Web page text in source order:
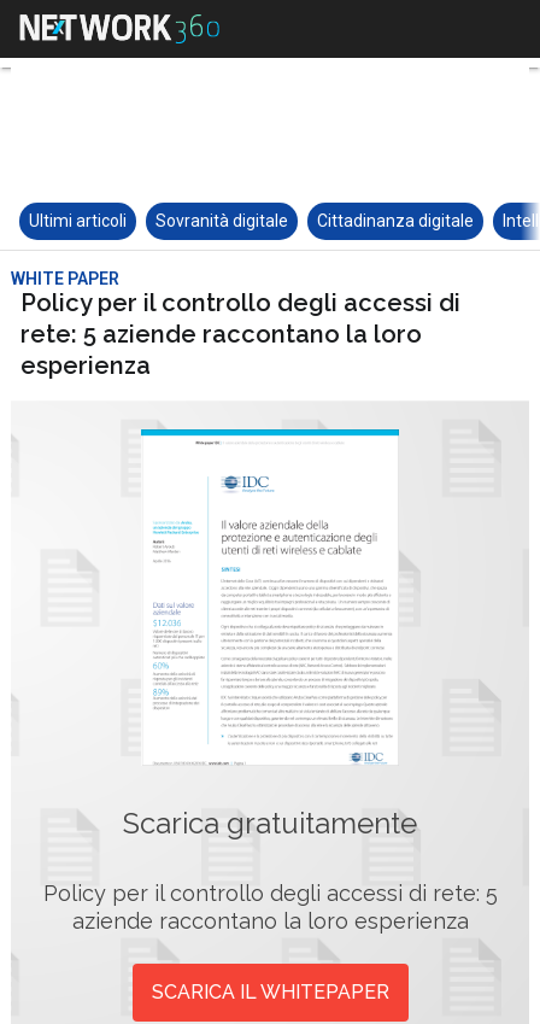
Ultimi articoli Sovranità digitale Cittadinanza digitale
WHITE PAPER
Policy per il controllo degli accessi di
rete: 5 aziende raccontano la loro
esperienza
Scarica gratuitamente
Policy per il controllo degli accessi di rete: 5
aziende raccontano la loro esperienza
SCARICA IL WHITEPAPER